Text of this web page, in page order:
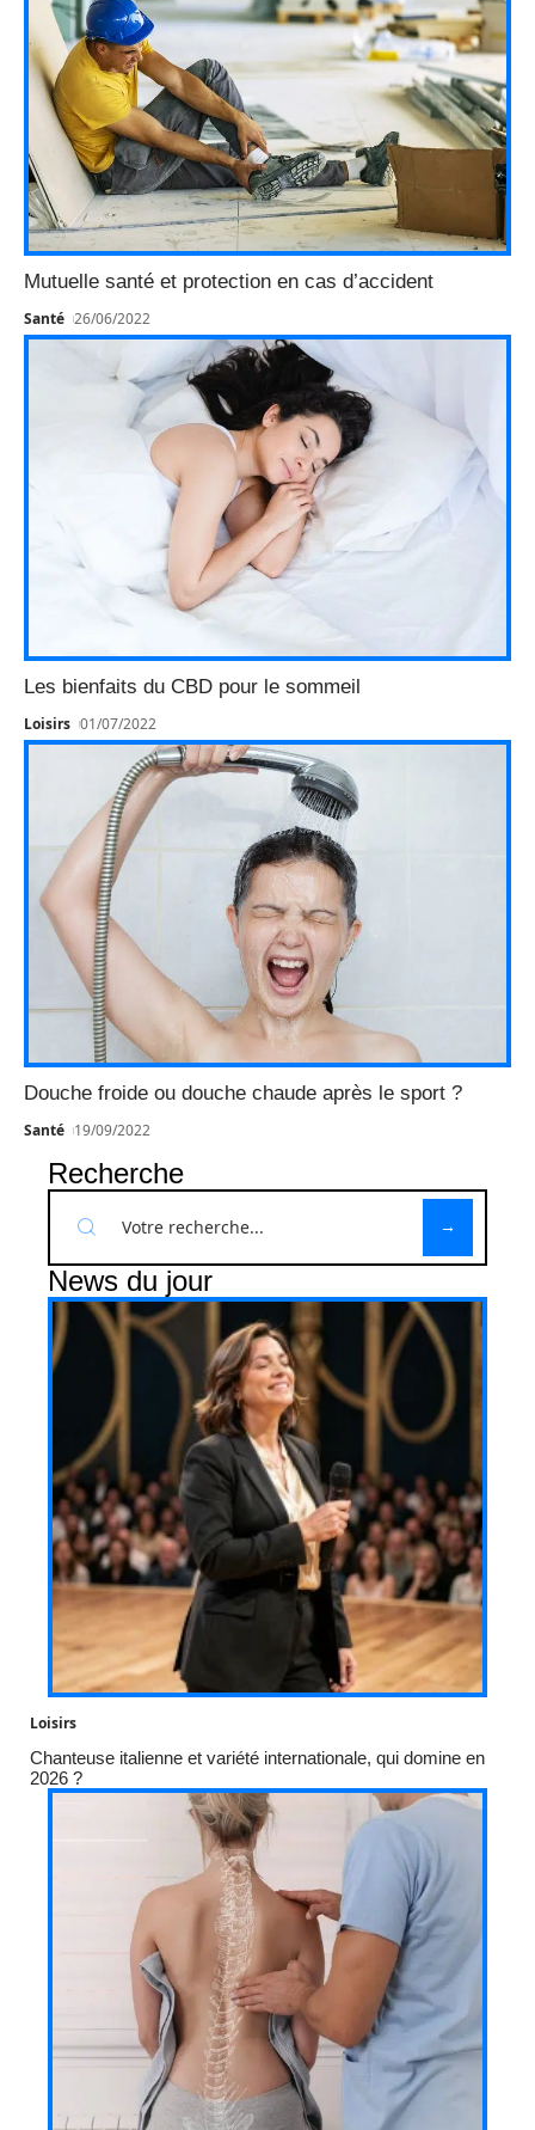
Mutuelle santé et protection en cas d’accident
Santé 26/06/2022
Les bienfaits du CBD pour le sommeil
Loisirs 01/07/2022
Douche froide ou douche chaude après le sport ?
Santé 19/09/2022
Recherche
News du jour
Loisirs
Chanteuse italienne et variété internationale, qui domine en
2026 ?